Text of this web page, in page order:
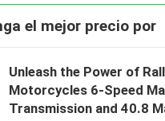
el mejor precio por
Unleash the Power of
Motorcycles 6-Speed
Transmission and 40.8